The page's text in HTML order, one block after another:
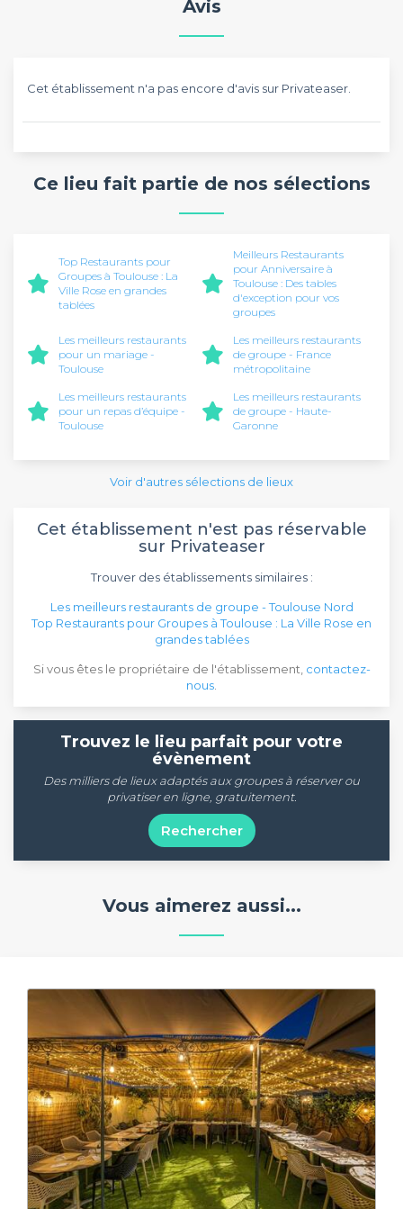
Avis
Cet établissement n'a pas encore d'avis sur Privateaser.
Ce lieu fait partie de nos sélections
Top Restaurants pour
Groupes à Toulouse : La
Ville Rose en grandes
tablées
Meilleurs Restaurants
pour Anniversaire à
Toulouse : Des tables
d'exception pour vos
groupes
Les meilleurs restaurants
pour un mariage -
Toulouse
Les meilleurs restaurants
de groupe - France
métropolitaine
Les meilleurs restaurants
pour un repas d’équipe -
Toulouse
Les meilleurs restaurants
de groupe - Haute-
Garonne
Voir d'autres sélections de lieux
Cet établissement n'est pas réservable
sur Privateaser
Trouver des établissements similaires :
Les meilleurs restaurants de groupe - Toulouse Nord
Top Restaurants pour Groupes à Toulouse : La Ville Rose en
grandes tablées
Si vous êtes le propriétaire de l'établissement, contactez-
nous
Trouvez le lieu parfait pour votre
évènement
Des milliers de lieux adaptés aux groupes à réserver ou
privatiser en ligne, gratuitement.
Rechercher
Vous aimerez aussi...